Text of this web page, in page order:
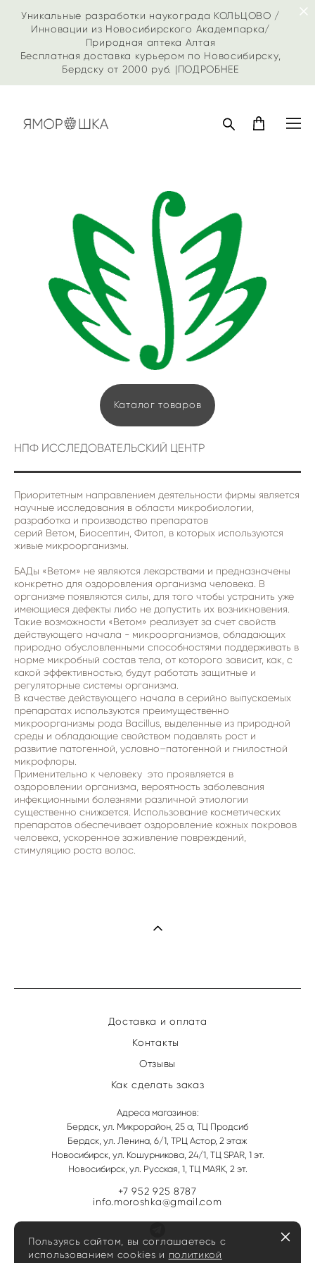
Уникальные разработки наукограда КОЛЬЦОВО /
Инновации из Новосибирского Академпарка/
Природная аптека Алтая
Бесплатная доставка курьером по Новосибирску,
Бердску от 2000 руб. |ПОДРОБНЕЕ
Каталог товаров
НПФ ИССЛЕДОВАТЕЛЬСКИЙ ЦЕНТР
Приоритетным направлением деятельности фирмы является
научные исследования в области микробиологии,
разработка и производство препаратов
серий Ветом, Биосептин, Фитоп, в которых используются
живые микроорганизмы.
БАДы «Ветом» не являются лекарствами и предназначены
конкретно для оздоровления организма человека. В
организме появляются силы, для того чтобы устранить уже
имеющиеся дефекты либо не допустить их возникновения.
Такие возможности «Ветом» реализует за счет свойств
действующего начала - микроорганизмов, обладающих
природно обусловленными способностями поддерживать в
норме микробный состав тела, от которого зависит, как, с
какой эффективностью, будут работать защитные и
регуляторные системы организма.
В качестве действующего начала в серийно выпускаемых
препаратах используются преимущественно
микроорганизмы рода Bacillus, выделенные из природной
среды и обладающие свойством подавлять рост и
развитие патогенной, условно–патогенной и гнилостной
микрофлоры.
Применительно к человеку это проявляется в
оздоровлении организма, вероятность заболевания
инфекционными болезнями различной этиологии
существенно снижается. Использование косметических
препаратов обеспечивает оздоровление кожных покровов
человека, ускоренное заживление повреждений,
стимуляцию роста волос.
Доставка и оплата
Контакты
Отзывы
Как сделать заказ
Адреса магазинов:
Бердск, ул. Микрорайон, 25 а, ТЦ Продсиб
Бердск, ул. Ленина, 6/1, ТРЦ Астор, 2 этаж
Новосибирск, ул. Кошурникова, 24/1, ТЦ SPAR, 1 эт.
Новосибирск, ул. Русская, 1, ТЦ МАЯК, 2 эт.
+7 952 925 8787
info.moroshka@gmail.com
Пользуясь сайтом, вы соглашаетесь с
использованием cookies и политикой